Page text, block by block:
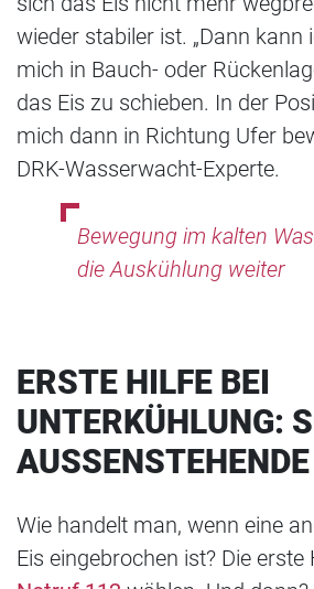
wieder stabiler ist. „Dann kann
mich in Bauch- oder
das Eis zu schieben. In der
mich dann in Richtung Ufer
DRK-Wasserwacht-Experte.
Bewegung im kalten
die Auskühlung weiter
ERSTE HILFE BEI
UNTERKÜHLUNG:
AUSSENSTEHENDE
Wie handelt man, wenn eine
Eis eingebrochen ist? Die erste